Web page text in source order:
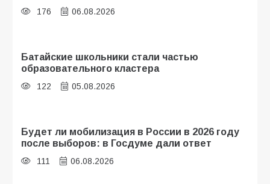
176 06.08.2026
Батайские школьники стали частью
образовательного кластера
122 05.08.2026
Будет ли мобилизация в России в 2026 году
после выборов: в Госдуме дали ответ
111 06.08.2026